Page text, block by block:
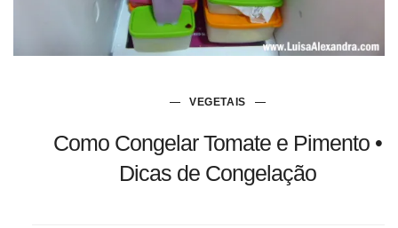
VEGETAIS
Como Congelar Tomate e Pimento •
Dicas de Congelação